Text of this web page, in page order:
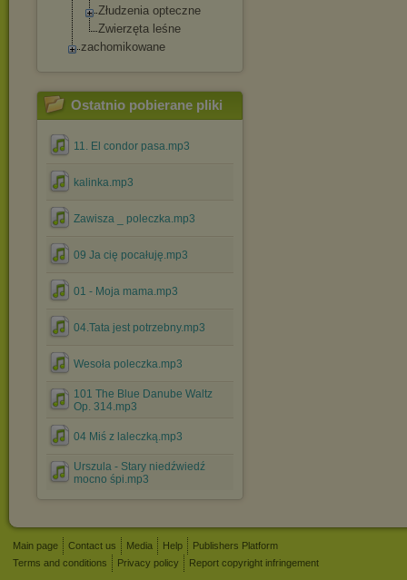
Złudzenia opteczne
Zwierzęta leśne
zachomikowane
Ostatnio pobierane pliki
11. El condor pasa.mp3
kalinka.mp3
Zawisza _ poleczka.mp3
09 Ja cię pocałuję.mp3
01 - Moja mama.mp3
04.Tata jest potrzebny.mp3
Wesoła poleczka.mp3
101 The Blue Danube Waltz
Op. 314.mp3
04 Miś z laleczką.mp3
Urszula - Stary niedźwiedź
mocno śpi.mp3
Main page Contact us Media Help
Publishers Platform
Terms and conditions
Privacy policy Report copyright infringement